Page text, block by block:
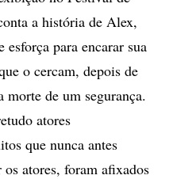
a história de Alex,
esforça para encarar sua
o cercam, depois de
morte de um segurança.
atores
que nunca antes
atores, foram afixados